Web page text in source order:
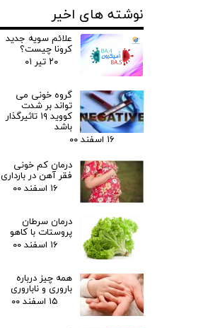
نوشته های اخیر
علائم سویه جدید
کرونا چیست؟
۲۰ تیر ۰۱
گروه خونی می
تواند بر شدت
کووید ۱۹ تاثیرگذار
باشد
۱۶ اسفند ۰۰
درمان کم خونی
فقر آهن در بارداری
۱۶ اسفند ۰۰
درمان سرطان
پروستات با کاهو
۱۶ اسفند ۰۰
همه چیز درباره
باروری و ناباروری
۱۵ اسفند ۰۰